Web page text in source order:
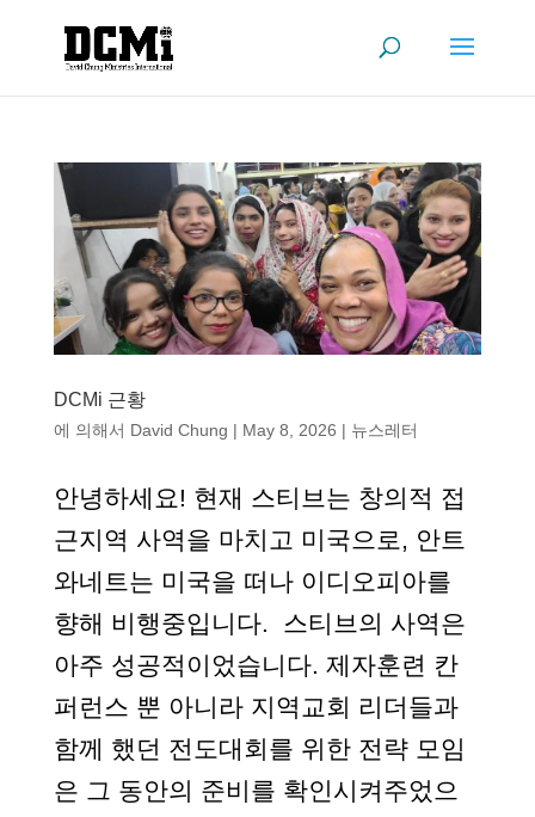
DCMi 근황
에 의해서 David Chung | May 8, 2026 | 뉴스레터
안녕하세요! 현재 스티브는 창의적 접
근지역 사역을 마치고 미국으로, 안트
와네트는 미국을 떠나 이디오피아를
향해 비행중입니다. 스티브의 사역은
아주 성공적이었습니다. 제자훈련 칸
퍼런스 뿐 아니라 지역교회 리더들과
함께 했던 전도대회를 위한 전략 모임
은 그 동안의 준비를 확인시켜주었으